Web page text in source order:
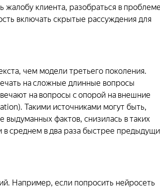
клиента, разобраться в проблеме
включать скрытые рассуждения для
чем модели третьего поколения.
на сложные длинные вопросы
на вопросы с опорой на внешние
Такими источниками могут быть,
фактов, снизилась в таких
в среднем в два раза быстрее
Например, если попросить нейросеть